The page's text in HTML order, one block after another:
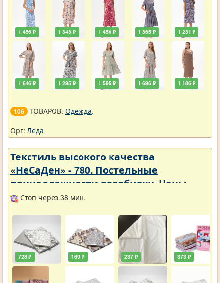
1 456 ₽
1 646 ₽
1 343 ₽
1 295 ₽
1 456 ₽
1 595 ₽
1 365 ₽
1 696 ₽
1 231 ₽
1 186 ₽
106 ТОВАРОВ. Одежда.
Орг: Леда
Текстиль высокого качества
«НеСаДен» - 780. Постельные
принадлежности вразбивку. Цены
упали
Стоп через 38 мин.
728 ₽ 169 ₽ 237 ₽ 373 ₽